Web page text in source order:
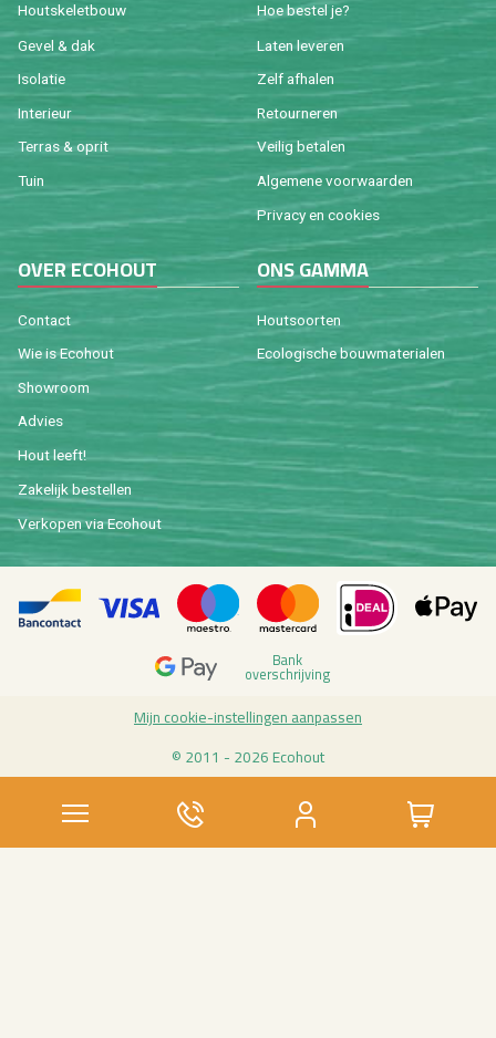
Houtske­let­bouw
Gevel & dak
Iso­la­tie
In­te­ri­eur
Ter­ras & oprit
Tuin
Hoe be­stel je?
Laten le­ve­ren
Zelf af­ha­len
Re­tour­ne­ren
Vei­lig be­ta­len
Al­ge­me­ne voor­waar­den
Pri­va­cy en coo­kies
OVER ECO­HOUT
Con­tact
Wie is Eco­hout
Show­room
Ad­vies
Hout leeft!
Za­ke­lijk be­stel­len
Ver­ko­pen via Eco­hout
ONS GAMMA
Hout­soor­ten
Eco­lo­gi­sche bouw­ma­te­ri­a­len
Bank
over­schrij­ving
Mijn coo­kie-in­stel­lin­gen aan­pas­sen
© 2011 - 2026 Eco­hout